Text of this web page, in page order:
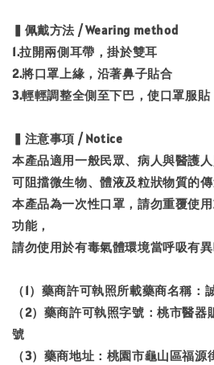
▍佩戴方法 / Wearing method
1.拉開兩側耳帶，掛於雙耳
2.將口罩上緣，沿著鼻子貼合
3.輕輕調整全側至下巴，使口罩服貼
▍注意事項 / Notice
本產品適用一般民眾、病人與醫護人
可阻擋微生物、體液及粒狀物質的
本產品為一次性口罩，請勿重覆使
功能，
請勿使用於有毒氣體環境當呼吸有異
（1）藥商許可執照所載藥商名稱：
（2）藥商許可執照字號：桃市醫
號
（3）藥商地址：桃園市龜山區福源